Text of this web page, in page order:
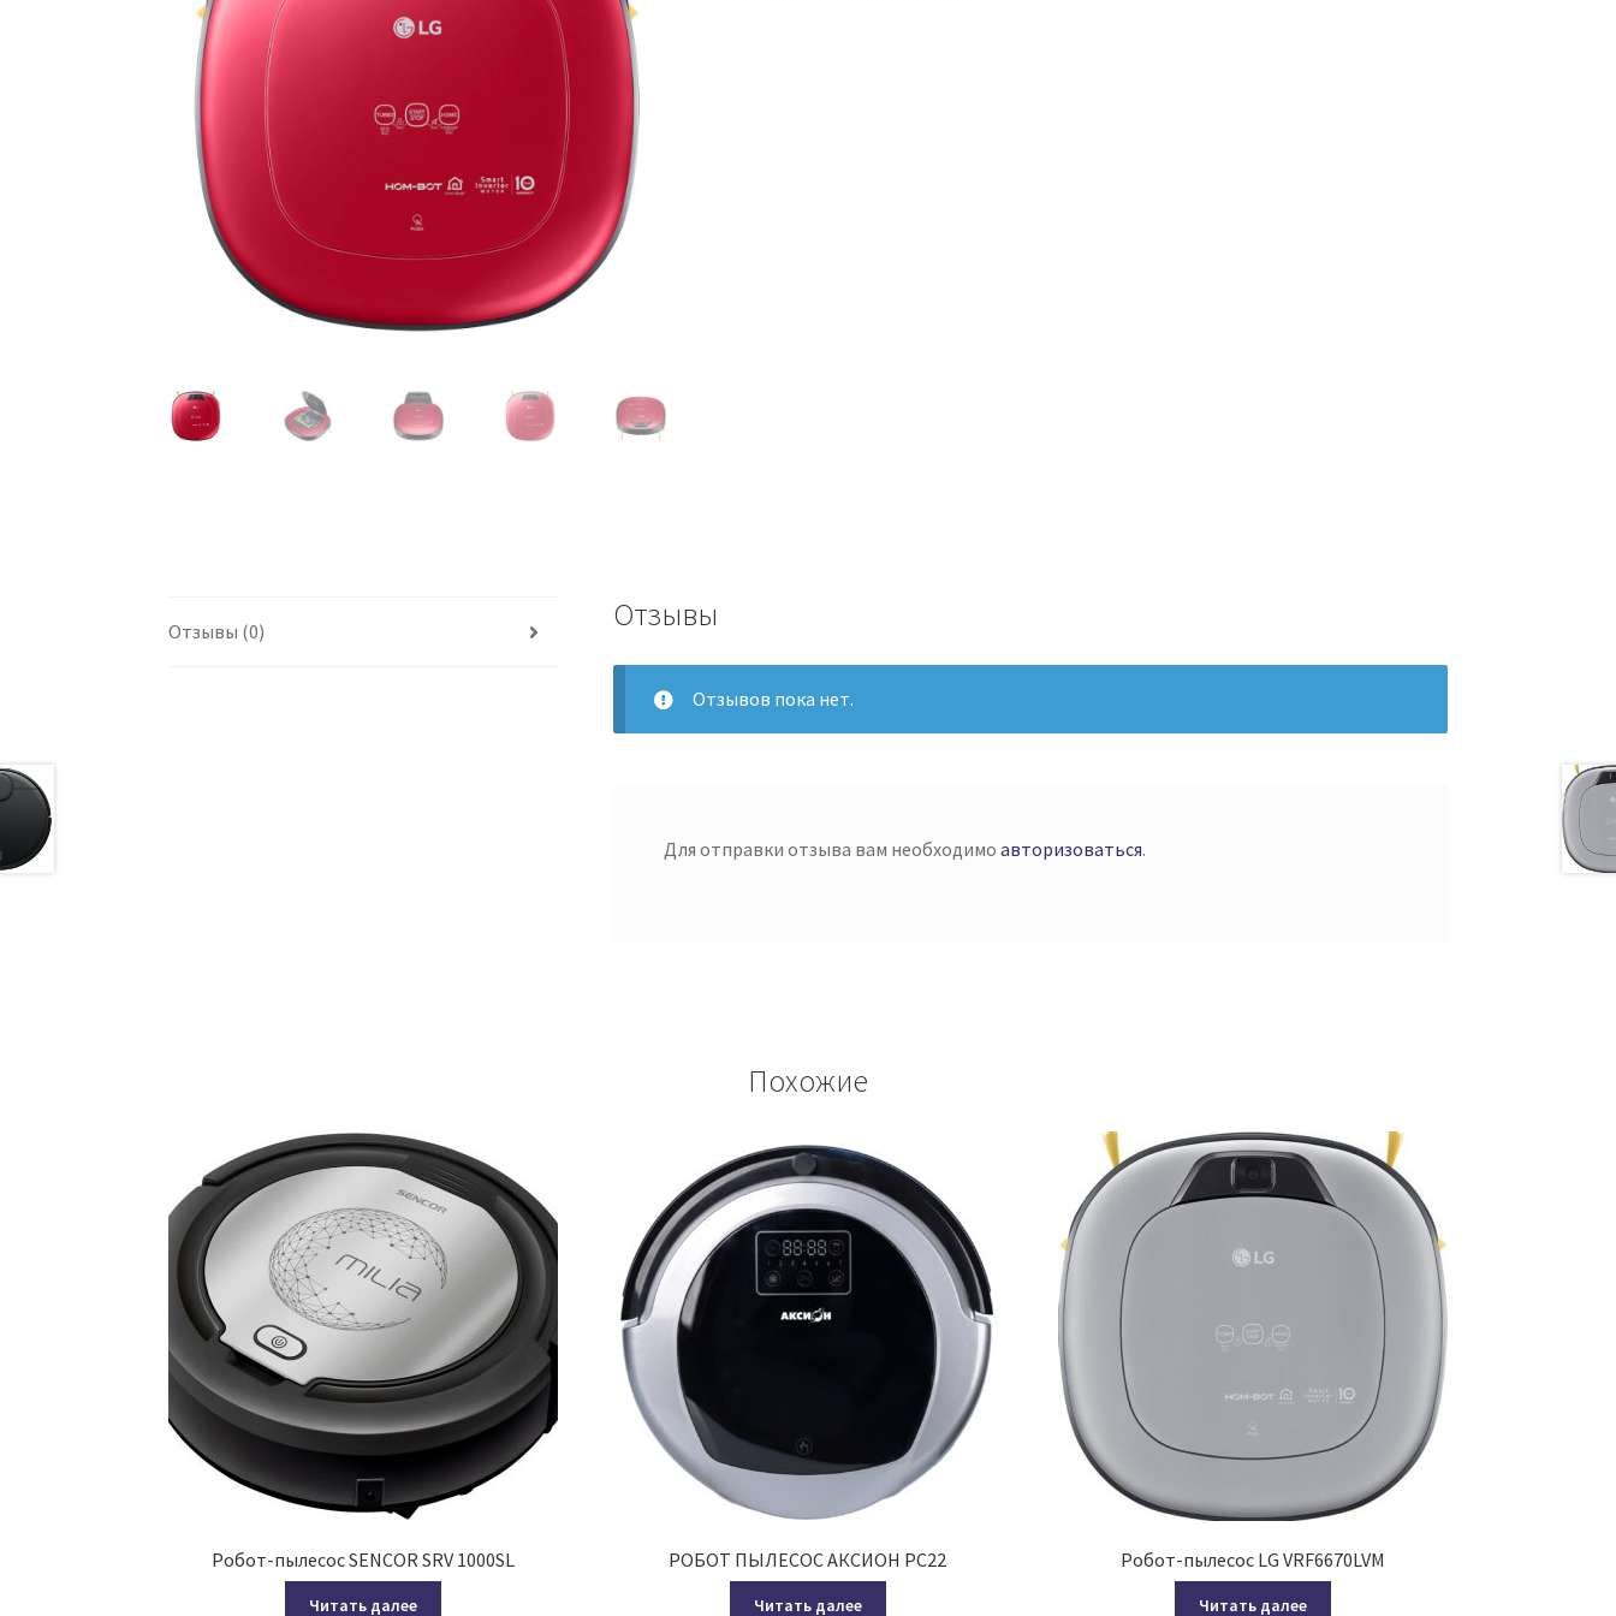
Отзывы (0) Отзывы
Отзывов пока нет.
Для отправки отзыва вам необходимо авторизоваться.
Похожие
Робот-пылесос SENCOR SRV 1000SL
Читать далее
РОБОТ ПЫЛЕСОС АКСИОН РС22
Читать далее
Робот-пылесос LG VRF6670LVM
Читать далее